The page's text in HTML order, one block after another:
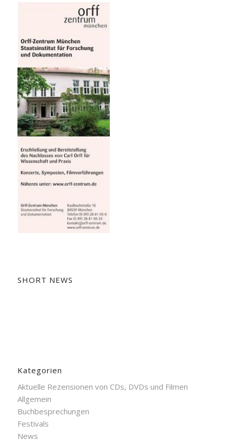
SHORT NEWS
Kategorien
Aktuelle Rezensionen von CDs, DVDs und Filmen
Allgemein
Buchbesprechungen
Festivals
News